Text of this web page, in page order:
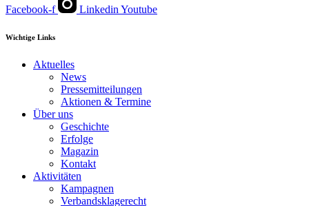
Facebook-f Linkedin Youtube
Wichtige Links
Aktuelles
News
Pressemitteilungen
Aktionen & Termine
Über uns
Geschichte
Erfolge
Magazin
Kontakt
Aktivitäten
Kampagnen
Verbandsklagerecht